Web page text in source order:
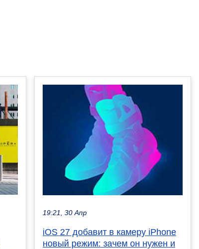
19:21, 30 Апр
iOS 27 добавит в камеру iPhone
новый режим: зачем он нужен и